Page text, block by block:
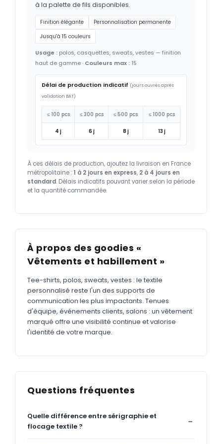
à la palette de fils disponibles.
Finition élégante
Personnalisation permanente
Jusqu'à 15 couleurs
Usage : polos, casquettes, sweats, vestes — finition
haut de gamme · Couleurs max : 15
Délai de production indicatif (jours ouvrés après
validation BAT)
≤ 100 pcs ≤ 300 pcs ≤ 500 pcs ≤ 1000 pcs
4 j 6 j 8 j 13 j
À ces délais de production, ajoutez la livraison en France
métropolitaine : 1 à 2 jours en express, 2 à 4 jours en
standard. Délais indicatifs pouvant varier selon la période
et la quantité commandée.
À propos des goodies «
Vêtements et habillement »
Tee-shirts, polos, sweats, vestes : le textile
personnalisé reste l'un des supports de
communication les plus impactants. Tenues
d'équipe, événements clients, salons : un vêtement
marqué offre une visibilité continue et valorise
l'identité de votre marque.
Questions fréquentes
Quelle différence entre sérigraphie et
flocage textile ?